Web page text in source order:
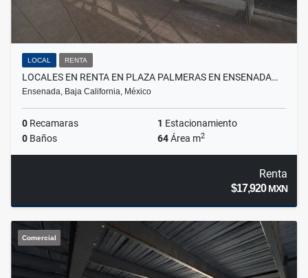
LOCAL RENTA
LOCALES EN RENTA EN PLAZA PALMERAS EN ENSENADA…
Ensenada, Baja California, México
0 Recamaras 1 Estacionamiento
0 Baños 64Área m2
Renta
$17,920MXN
Comercial